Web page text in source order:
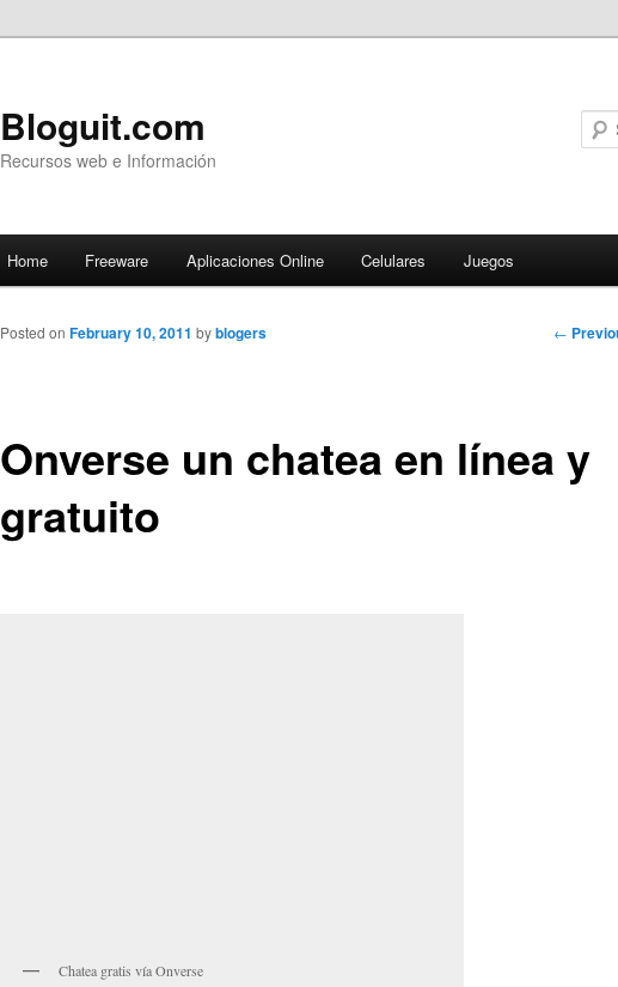
Bloguit.com
Recursos web e Información
Skip
to
content
Home Freeware Aplicaciones Online Celulares Juegos
Post
←
Onverse un chatea en línea y
gratuito
Posted onFebruary 10, 2011 byblogers
Chatea gratis vía Onverse